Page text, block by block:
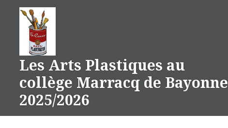
Les Arts Plastiques au
collège Marracq de Bayonne
2025/2026